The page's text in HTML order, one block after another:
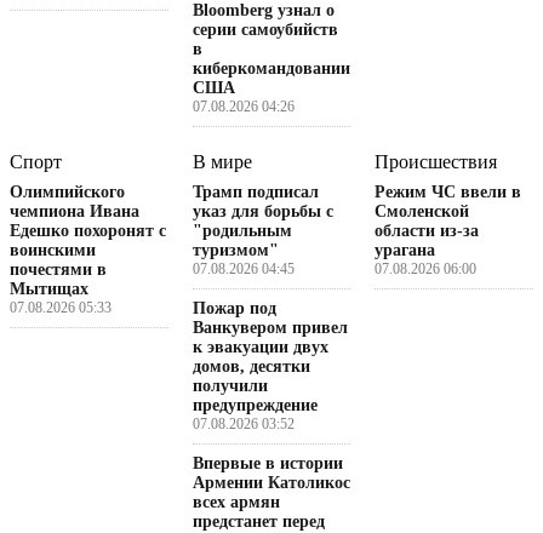
Bloomberg узнал о
серии самоубийств
в
киберкомандовании
США
07.08.2026 04:26
Спорт
Олимпийского
чемпиона Ивана
Едешко похоронят с
воинскими
почестями в
Мытищах
07.08.2026 05:33
В мире
Трамп подписал
указ для борьбы с
"родильным
туризмом"
07.08.2026 04:45
Пожар под
Ванкувером привел
к эвакуации двух
домов, десятки
получили
предупреждение
07.08.2026 03:52
Впервые в истории
Армении Католикос
всех армян
предстанет перед
Происшествия
Режим ЧС ввели в
Смоленской
области из-за
урагана
07.08.2026 06:00